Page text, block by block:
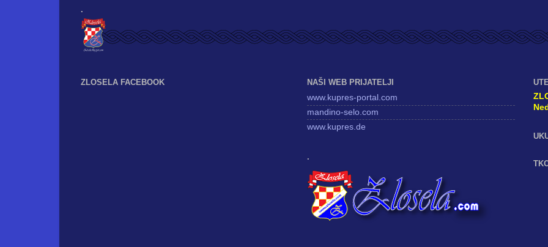
.
ZLOSELA FACEBOOK
NAŠI WEB PRIJATELJI
www.kupres-portal.com
mandino-selo.com
www.kupres.de
.